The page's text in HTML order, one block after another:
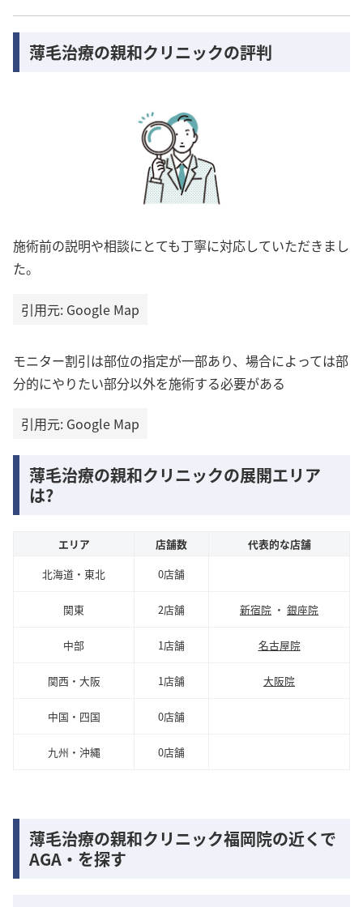
薄毛治療の親和クリニックの評判
施術前の説明や相談にとても丁寧に対応していただきまし
た。
引用元: Google Map
モニター割引は部位の指定が一部あり、場合によっては部
分的にやりたい部分以外を施術する必要がある
引用元: Google Map
薄毛治療の親和クリニックの展開エリア
は?
エリア 店舗数
代表的な店舗
北海道・東北
0店舗
関東 2店舗 新宿院 ・ 銀座院
中部 1店舗 名古屋院
関西・大阪 1店舗 大阪院
中国・四国 0店舗
九州・沖縄 0店舗
薄毛治療の親和クリニック福岡院の近くで
AGA・を探す